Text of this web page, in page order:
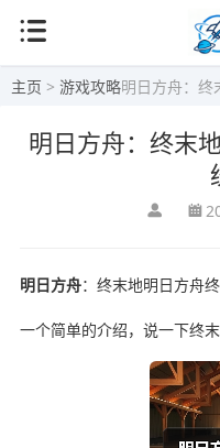
主页 > 游戏攻略明日方舟：终
明日方舟：终末
明日方舟：终末地明日方舟
一个简单的介绍，说一下终